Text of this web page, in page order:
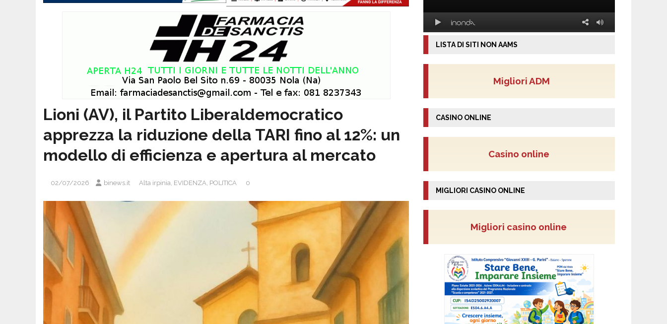
Lioni (AV), il Partito Liberaldemocratico
apprezza la riduzione della TARI fino al 12%: un
modello di efficienza e apertura al mercato
02/07/2026 binews.it Alta irpinia, EVIDENZA, POLITICA 0
LISTA DI SITI NON AAMS
Migliori ADM
CASINO ONLINE
Casino online
MIGLIORI CASINO ONLINE
Migliori casino online